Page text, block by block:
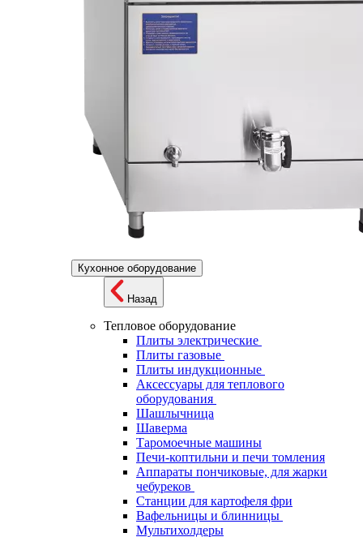
Кухонное оборудование
Назад
Тепловое оборудование
Плиты электрические
Плиты газовые
Плиты индукционные
Аксессуары для теплового
оборудования
Шашлычница
Шаверма
Таромоечные машины
Печи-коптильни и печи томления
Аппараты пончиковые, для жарки
чебуреков
Станции для картофеля фри
Вафельницы и блинницы
Мультихолдеры